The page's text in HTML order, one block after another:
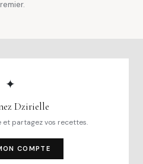
✦
Dzirielle
partagez vos recettes.
COMPTE